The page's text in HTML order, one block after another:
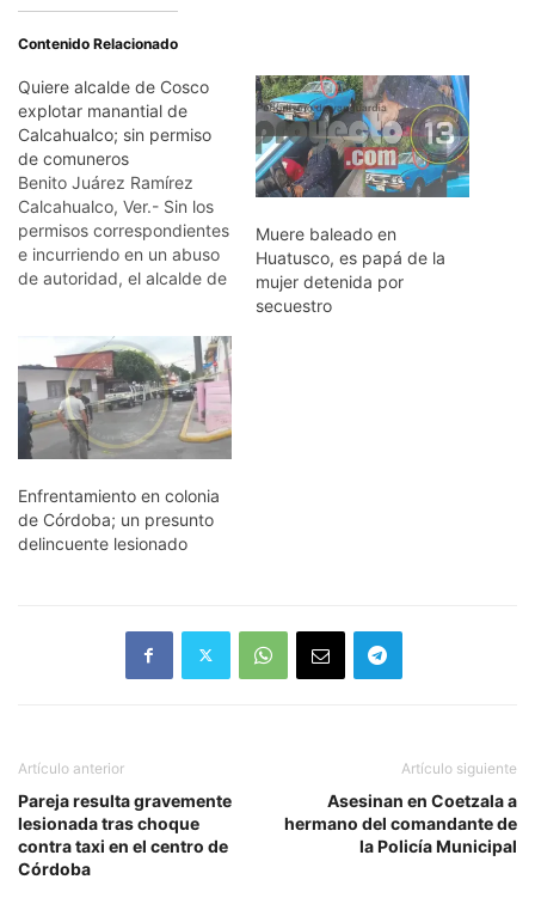
Contenido Relacionado
Quiere alcalde de Cosco
explotar manantial de
Calcahualco; sin permiso
de comuneros
Benito Juárez Ramírez
Calcahualco, Ver.- Sin los
permisos correspondientes
e incurriendo en un abuso
de autoridad, el alcalde de
acusado de querer
explotar un manantial que
se encuentra en el
municipio de Calcahualco.
Vecinos de las
Vaquería y Tlacoteopa
pertenecientes al
municipio…
Muere baleado en
Huatusco, es papá de la
mujer detenida por
secuestro
Enfrentamiento en colonia
de Córdoba; un presunto
delincuente lesionado
Artículo anterior
Pareja resulta gravemente
lesionada tras choque
contra taxi en el centro de
Córdoba
Artículo siguiente
Asesinan en Coetzala a
hermano del comandante de
la Policía Municipal